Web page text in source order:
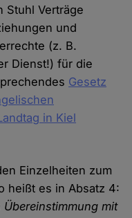
Stuhl Verträge
und
(z. B.
Dienst!) für die
Gesetz
in Kiel
Einzelheiten zum
heißt es in Absatz 4:
mit